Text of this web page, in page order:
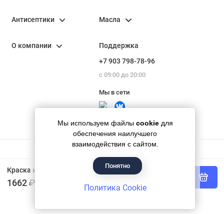
Краска интерьерная латексная Parade Deluxe Brilliant Silky Shine цвет шелковисто-матовый База C 0,9 л
1662 ₽
В корзину
Мы используем файлы cookie для
обеспечения наилучшего
взаимодействия с сайтом.
Понятно
Политика Cookie
Антисептики Масла
О компании
Поддержка
+7 903 798-78-96
с 09:00 до 20:00
Мы в сети
Гипермаркет красок «Банапал», 2018 - 2026